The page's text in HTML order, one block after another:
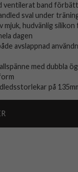
ventilerat band
sval under
mjuk, hudvänlig
dagen
avslappnad
med dubbla
på